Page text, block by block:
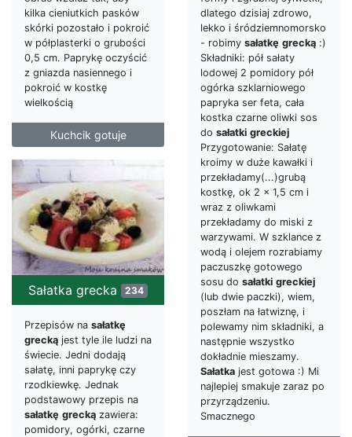
kilka cieniutkich pasków
skórki pozostało i pokroić
w półplasterki o grubości
0,5 cm. Paprykę oczyścić
z gniazda nasiennego i
pokroić w kostkę
wielkością
Kuchcik gotuje
dlatego dzisiaj zdrowo,
lekko i śródziemnomorsko
- robimy sałatkę grecką :)
Składniki: pół sałaty
lodowej 2 pomidory pół
ogórka szklarniowego
papryka ser feta, cała
kostka czarne oliwki sos
do sałatki greckiej
Przygotowanie: Sałatę
kroimy w duże kawałki i
przekładamy(...)grubą
kostkę, ok 2 x 1,5 cm i
wraz z oliwkami
przekładamy do miski z
warzywami. W szklance z
wodą i olejem rozrabiamy
paczuszkę gotowego
sosu do sałatki greckiej
(lub dwie paczki), wiem,
poszłam na łatwiznę, i
polewamy nim składniki, a
następnie wszystko
dokładnie mieszamy.
Sałatka jest gotowa :) Mi
najlepiej smakuje zaraz po
przyrządzeniu.
Smacznego
Sałatka grecka 234
Przepisów na sałatkę
grecką jest tyle ile ludzi na
świecie. Jedni dodają
sałatę, inni paprykę czy
rzodkiewkę. Jednak
podstawowy przepis na
sałatkę grecką zawiera:
pomidory, ogórki, czarne